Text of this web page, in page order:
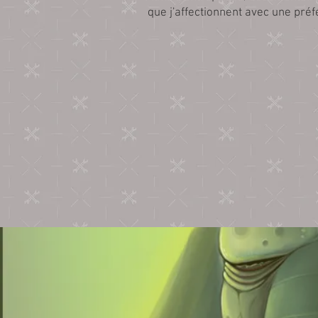
que j'affectionnent avec une